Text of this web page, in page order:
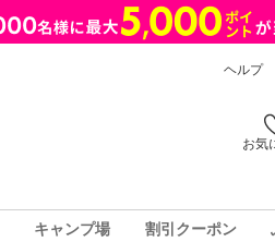
ヘルプ
お気
キャンプ場 割引クーポン